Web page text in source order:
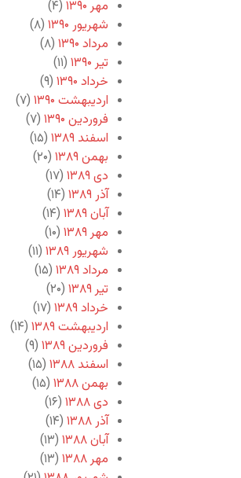
مهر ۱۳۹۰
(۴)
شهریور ۱۳۹۰
(۸)
مرداد ۱۳۹۰
(۸)
تیر ۱۳۹۰
(۱۱)
خرداد ۱۳۹۰
(۹)
اردیبهشت ۱۳۹۰
(۷)
فروردین ۱۳۹۰
(۷)
اسفند ۱۳۸۹
(۱۵)
بهمن ۱۳۸۹
(۲۰)
دی ۱۳۸۹
(۱۷)
آذر ۱۳۸۹
(۱۴)
آبان ۱۳۸۹
(۱۴)
مهر ۱۳۸۹
(۱۰)
شهریور ۱۳۸۹
(۱۱)
مرداد ۱۳۸۹
(۱۵)
تیر ۱۳۸۹
(۲۰)
خرداد ۱۳۸۹
(۱۷)
اردیبهشت ۱۳۸۹
(۱۴)
فروردین ۱۳۸۹
(۹)
اسفند ۱۳۸۸
(۱۵)
بهمن ۱۳۸۸
(۱۵)
دی ۱۳۸۸
(۱۶)
آذر ۱۳۸۸
(۱۴)
آبان ۱۳۸۸
(۱۳)
مهر ۱۳۸۸
(۱۳)